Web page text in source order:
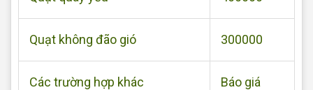
Quạt không đão gió 300000
Các trường hợp khác Báo giá